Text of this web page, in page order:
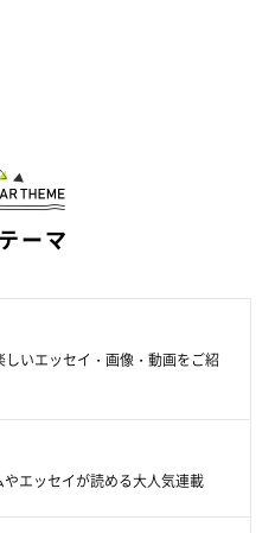
ーマ
いエッセイ・画像・動画をご紹
エッセイが読める大人気連載